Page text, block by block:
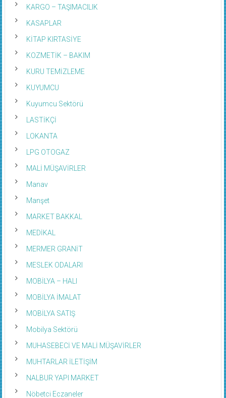
KARGO – TAŞIMACILIK
KASAPLAR
KİTAP KIRTASİYE
KOZMETİK – BAKIM
KURU TEMİZLEME
KUYUMCU
Kuyumcu Sektörü
LASTİKÇİ
LOKANTA
LPG OTOGAZ
MALİ MÜŞAVİRLER
Manav
Manşet
MARKET BAKKAL
MEDİKAL
MERMER GRANİT
MESLEK ODALARI
MOBİLYA – HALI
MOBİLYA İMALAT
MOBİLYA SATIŞ
Mobilya Sektörü
MUHASEBECİ VE MALİ MÜŞAVİRLER
MUHTARLAR İLETİŞİM
NALBUR YAPI MARKET
Nöbetci Eczaneler